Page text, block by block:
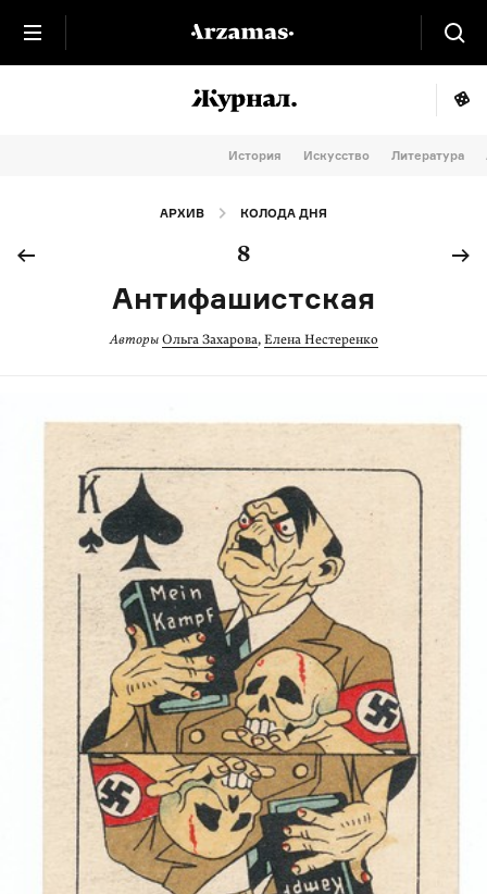
История Искусство Литература
АРХИВ КОЛОДА ДНЯ
8
Антифашистская
Авторы Ольга Захарова, Елена Нестеренко